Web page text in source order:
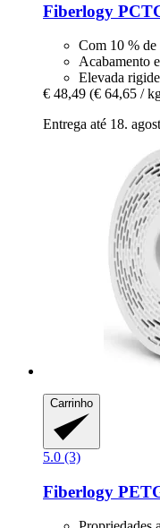
Fiberlogy
Com 10 % de
Acabamento
Elevada
€ 48,49 (€ 64,65 /
Entrega até 18.
Carrinho
5.0 (3)
Fiberlogy